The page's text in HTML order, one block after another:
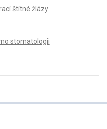
štítné žlázy
stomatologii